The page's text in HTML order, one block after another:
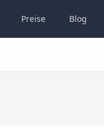
Preise Blog